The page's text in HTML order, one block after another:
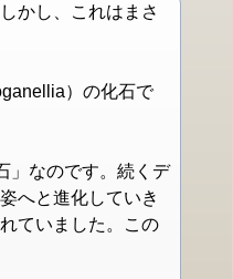
かし、これはまさ
）の化石で
」なのです。続くデ
へと進化していき
ていました。この